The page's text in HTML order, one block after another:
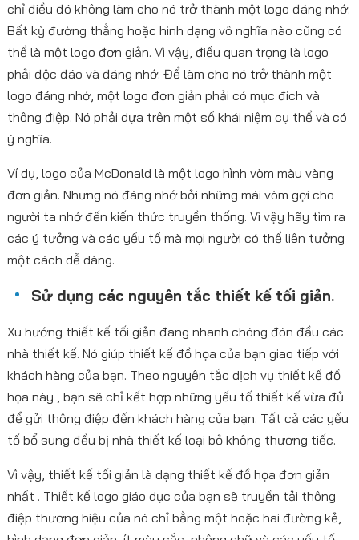
chỉ điều đó không làm cho nó trở thành một logo đáng nhớ.
Bất kỳ đường thẳng hoặc hình dạng vô nghĩa nào cũng có
thể là một logo đơn giản. Vì vậy, điều quan trọng là logo
phải độc đáo và đáng nhớ. Để làm cho nó trở thành một
logo đáng nhớ, một logo đơn giản phải có mục đích và
thông điệp. Nó phải dựa trên một số khái niệm cụ thể và có
ý nghĩa.
Ví dụ, logo của McDonald là một logo hình vòm màu vàng
đơn giản. Nhưng nó đáng nhớ bởi những mái vòm gợi cho
người ta nhớ đến kiến thức truyền thống. Vì vậy hãy tìm ra
các ý tưởng và các yếu tố mà mọi người có thể liên tưởng
một cách dễ dàng.
Sử dụng các nguyên tắc thiết kế tối giản.
Xu hướng thiết kế tối giản đang nhanh chóng đón đầu các
nhà thiết kế. Nó giúp thiết kế đồ họa của bạn giao tiếp với
khách hàng của bạn. Theo nguyên tắc dịch vụ thiết kế đồ
họa này , bạn sẽ chỉ kết hợp những yếu tố thiết kế vừa đủ
để gửi thông điệp đến khách hàng của bạn. Tất cả các yếu
tố bổ sung đều bị nhà thiết kế loại bỏ không thương tiếc.
Vì vậy, thiết kế tối giản là dạng thiết kế đồ họa đơn giản
nhất . Thiết kế logo giáo dục của bạn sẽ truyền tải thông
điệp thương hiệu của nó chỉ bằng một hoặc hai đường kẻ,